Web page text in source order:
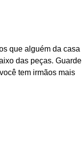
que alguém da casa
das peças. Guarde
tem irmãos mais